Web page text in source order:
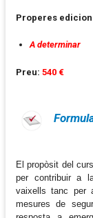
Properes
A determinar
Preu: 540 €
El propòsit del
per contribuir a
vaixells tanc per
mesures de